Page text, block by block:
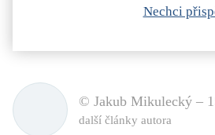
Nechci
© Jakub Mikulecký –
další články autora